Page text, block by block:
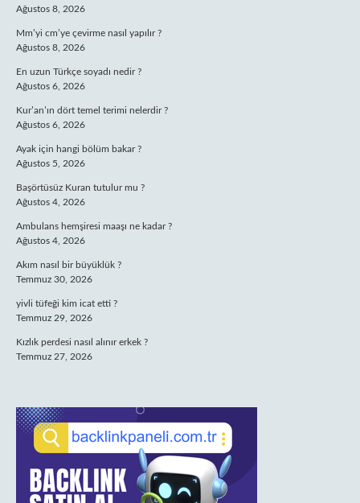
Ağustos 8, 2026
Mm’yi cm’ye çevirme nasıl yapılır ?
Ağustos 8, 2026
En uzun Türkçe soyadı nedir ?
Ağustos 6, 2026
Kur’an’ın dört temel terimi nelerdir ?
Ağustos 6, 2026
Ayak için hangi bölüm bakar ?
Ağustos 5, 2026
Başörtüsüz Kuran tutulur mu ?
Ağustos 4, 2026
Ambulans hemşiresi maaşı ne kadar ?
Ağustos 4, 2026
Akım nasıl bir büyüklük ?
Temmuz 30, 2026
yivli tüfeği kim icat etti ?
Temmuz 29, 2026
Kızlık perdesi nasıl alınır erkek ?
Temmuz 27, 2026